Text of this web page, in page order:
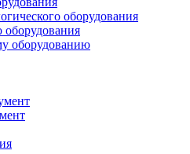
оборудования
оборудования
оборудованию